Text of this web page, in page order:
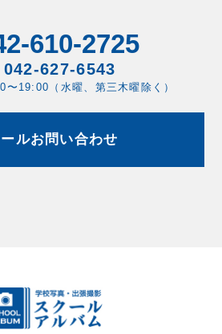
610-2725
042-627-6543
〜19:00（水曜、第三木曜除く）
ールお問い合わせ